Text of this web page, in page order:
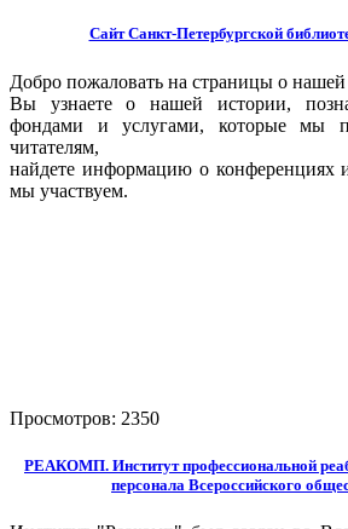
Сайт Санкт-Петербургской
Добро пожаловать на страницы о
Вы узнаете о нашей истории,
фондами и услугами, которые мы
читателям,
найдете информацию о конференциях
мы участвуем.
Просмотров: 2350
РЕАКОМП. Институт профессиональной
персонала Всероссийского